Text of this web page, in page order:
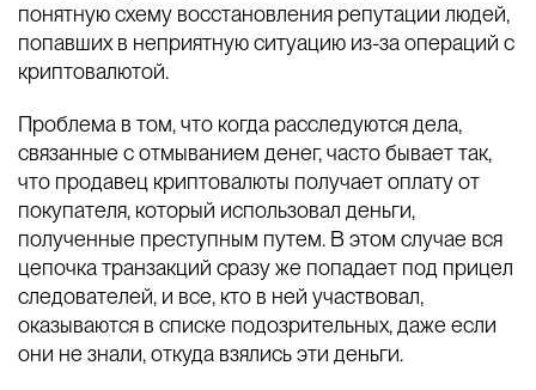
понятную схему восстановления репутации людей,
попавших в неприятную ситуацию из-за операций с
криптовалютой.
Проблема в том, что когда расследуются дела,
связанные с отмыванием денег, часто бывает так,
что продавец криптовалюты получает оплату от
покупателя, который использовал деньги,
полученные преступным путем. В этом случае вся
цепочка транзакций сразу же попадает под прицел
следователей, и все, кто в ней участвовал,
оказываются в списке подозрительных, даже если
они не знали, откуда взялись эти деньги.